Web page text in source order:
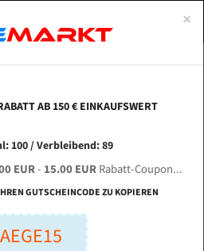
für 4150 mm Bi-Metall
für Bauer
(mm):
×
AB 150 € EINKAUFSWERT
100 / Verbleibend: 89
EUR- 15.00 EURRabatt-Coupon...
GUTSCHEINCODE ZU KOPIEREN